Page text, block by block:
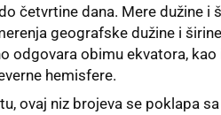
četvrtine dana. Mere dužine i
geografske dužine i
odgovara obimu ekvatora, kao
hemisfere.
ovaj niz brojeva se poklapa